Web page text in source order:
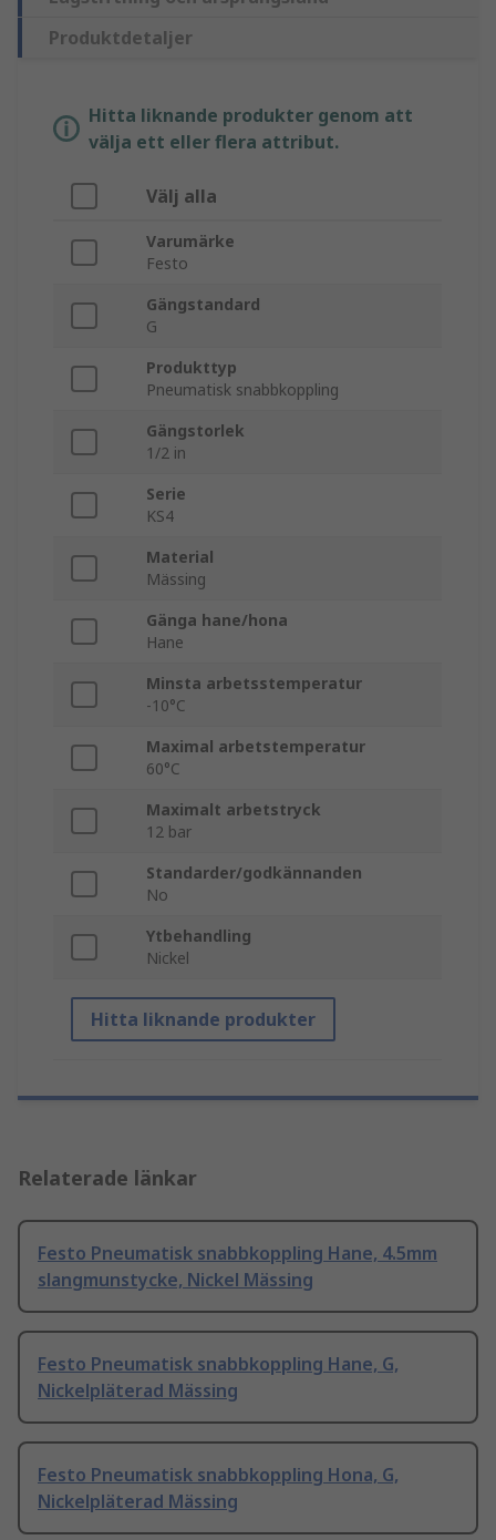
Produktdetaljer
Hitta liknande produkter genom att
välja ett eller flera attribut.
Välj alla
Varumärke
Festo
Gängstandard
G
Produkttyp
Pneumatisk snabbkoppling
Gängstorlek
1/2 in
Serie
KS4
Material
Mässing
Gänga hane/hona
Hane
Minsta arbetsstemperatur
-10°C
Maximal arbetstemperatur
60°C
Maximalt arbetstryck
12 bar
Standarder/godkännanden
No
Ytbehandling
Nickel
Hitta liknande produkter
Relaterade länkar
Festo Pneumatisk snabbkoppling Hane, 4.5mm
slangmunstycke, Nickel Mässing
Festo Pneumatisk snabbkoppling Hane, G,
Nickelpläterad Mässing
Festo Pneumatisk snabbkoppling Hona, G,
Nickelpläterad Mässing